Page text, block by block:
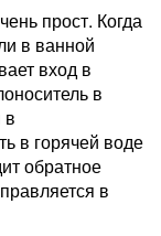
прост. Когда
в ванной
вход в
в
в
в горячей воде
обратное
в